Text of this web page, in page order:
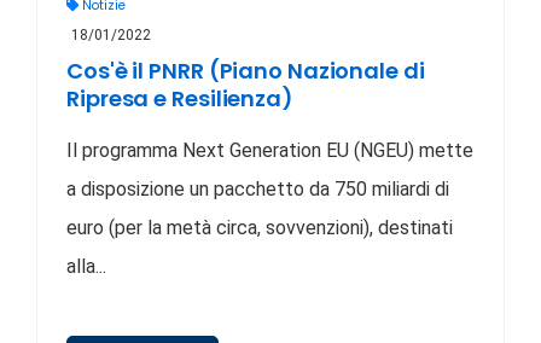
Notizie
18/01/2022
Cos'è il PNRR (Piano Nazionale di
Ripresa e Resilienza)
Il programma Next Generation EU (NGEU) mette
a disposizione un pacchetto da 750 miliardi di
euro (per la metà circa, sovvenzioni), destinati
alla...